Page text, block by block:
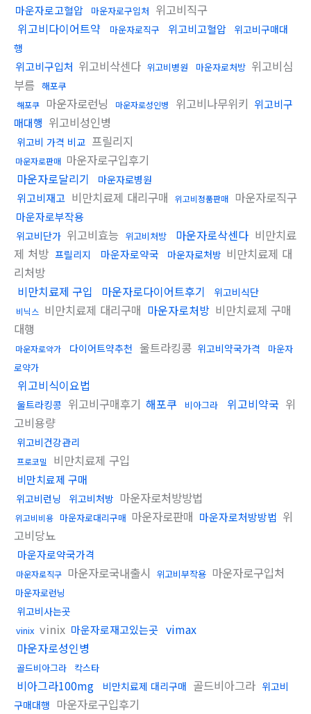
마운자로고혈압 마운자로구입처 위고비직구
위고비다이어트약
마운자로직구 위고비고혈압 위고비구매대
행
위고비구입처 위고비삭센다 위고비병원 마운자로처방 위고비심
부름 해포쿠
해포쿠 마운자로런닝 마운자로성인병 위고비나무위키 위고비구
매대행 위고비성인병
위고비 가격 비교 프릴리지
마운자로판매 마운자로구입후기
마운자로달리기
마운자로병원
위고비재고 비만치료제 대리구매 위고비정품판매 마운자로직구
마운자로부작용
위고비단가 위고비효능 위고비처방 마운자로삭센다 비만치료
제 처방 프릴리지 마운자로약국 마운자로처방 비만치료제 대
리처방
비만치료제 구입
마운자로다이어트후기 위고비식단
비닉스 비만치료제 대리구매 마운자로처방 비만치료제 구매
대행
마운자로약가 다이어트약추천 울트라킹콩 위고비약국가격
마운자
로약가
위고비식이요법
울트라킹콩 위고비구매후기 해포쿠 비아그라 위고비약국 위
고비용량
위고비건강관리
프로코밀 비만치료제 구입
비만치료제 구매
위고비런닝 위고비처방 마운자로처방방법
위고비비용 마운자로대리구매 마운자로판매 마운자로처방방법 위
고비당뇨
마운자로약국가격
마운자로직구 마운자로국내출시 위고비부작용 마운자로구입처
마운자로런닝
위고비사는곳
vinix vinix 마운자로재고있는곳 vimax
마운자로성인병
골드비아그라 칵스타
비아그라100mg 비만치료제 대리구매 골드비아그라 위고비
구매대행 마운자로구입후기